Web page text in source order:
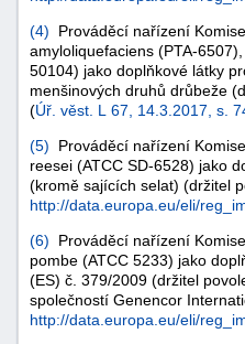
(4) Prováděcí nařízení
amyloliquefaciens (PTA-6507),
50104) jako doplňkové látky
menšinových druhů drůbeže
(Úř. věst. L 67, 14.3.2017, s.
(5) Prováděcí nařízení
reesei (ATCC SD-6528) jako
(kromě sajících selat) (držitel
http://data.europa.eu/eli/
(6) Prováděcí nařízení
pombe (ATCC 5233) jako
(ES) č. 379/2009 (držitel
společností Genencor
http://data.europa.eu/eli/